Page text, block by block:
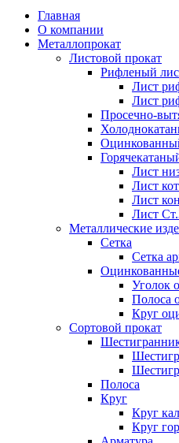
Главная
О компании
Металлопрокат
Листовой прокат
Рифленый
Лист
Лист
Просечно-
Лист
Лист
Лист
Лист
Металлические
Сетка
Сетка
Уголок
Полоса
Круг
Сортовой прокат
Полоса
Круг
Круг
Круг